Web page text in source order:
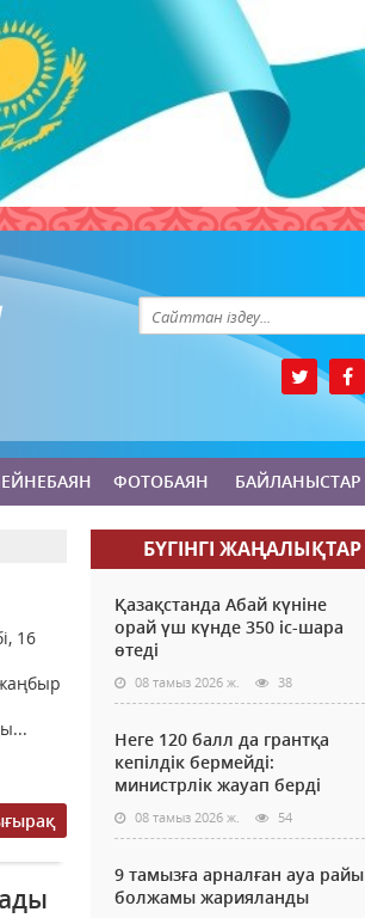
ФОТОБАЯН БАЙЛАНЫСТАР
16
БҮГІНГI ЖАҢАЛЫҚТАР
Қазақстанда Абай күніне
орай үш күнде 350 іс-шара
өтеді
08 тамыз 2026 ж. 38
Неге 120 балл да грантқа
кепілдік бермейді:
министрлік жауап берді
08 тамыз 2026 ж. 54
9 тамызға арналған ауа райы
болжамы жарияланды